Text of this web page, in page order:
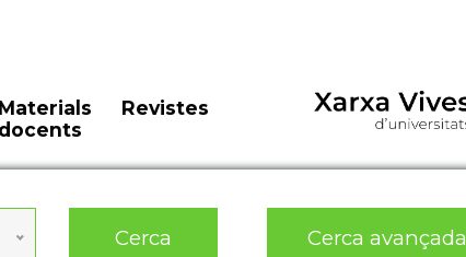
Materials
docents
Revistes
Cerca Cerca avançada